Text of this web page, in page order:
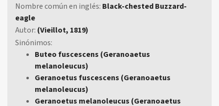
Nombre común en inglés: Black-chested Buzzard-
eagle
Autor: (Vieillot, 1819)
Sinónimos:
Buteo fuscescens (Geranoaetus
melanoleucus)
Geranoetus fuscescens (Geranoaetus
melanoleucus)
Geranoetus melanoleucus (Geranoaetus